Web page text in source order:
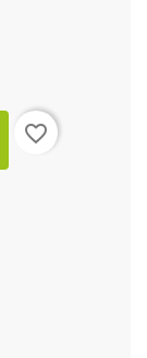
favorite_border